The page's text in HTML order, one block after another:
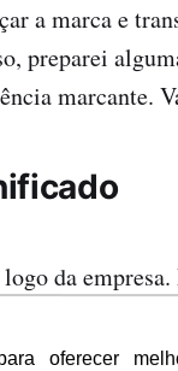
oferecer
a marca e
preparei
marcante.
da
uma
represente